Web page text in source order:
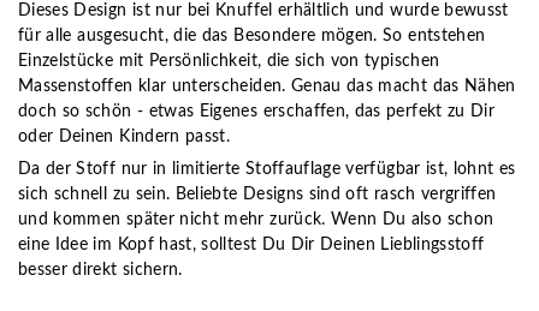
Dieses Design ist nur bei Knuffel erhältlich und wurde bewusst
für alle ausgesucht, die das Besondere mögen. So entstehen
Einzelstücke mit Persönlichkeit, die sich von typischen
Massenstoffen klar unterscheiden. Genau das macht das Nähen
doch so schön - etwas Eigenes erschaffen, das perfekt zu Dir
oder Deinen Kindern passt.
Da der Stoff nur in
limitierte Stoffauflage verfügbar ist, lohnt es
sich schnell zu sein. Beliebte Designs sind oft rasch vergriffen
und kommen später nicht mehr zurück. Wenn Du also schon
eine Idee im Kopf hast, solltest Du Dir Deinen Lieblingsstoff
besser direkt sichern.